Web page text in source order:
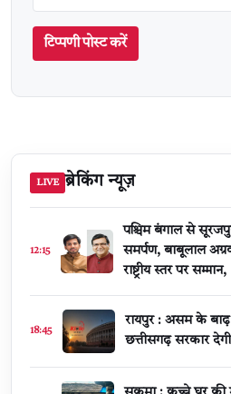
टिप्पणी पोस्ट करें
LIVE ब्रेकिंग न्यूज़
12:15
पश्चिम बंगाल से
समर्पण, बाबूलाल
राष्ट्रीय स्तर पर सम्मान,
18:45
रायपुर : असम के बाढ़
छत्तीसगढ़ सरकार